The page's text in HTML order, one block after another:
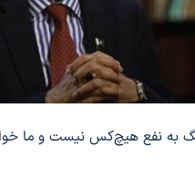
به نفع هیچ‌کس نیست و ما